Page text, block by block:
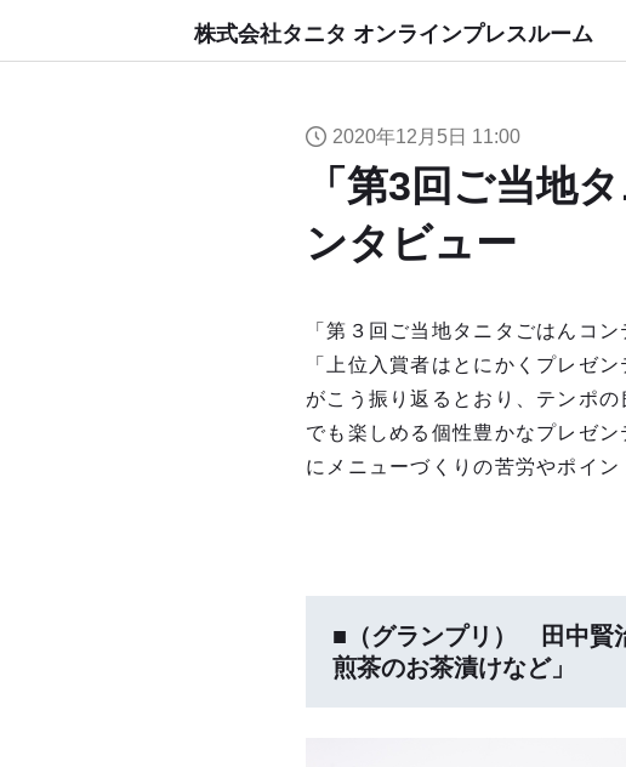
株式会社タニタ オンラインプレスルーム
2020年12月5日 11:00
「第3回ご当地
ンタビュー
「第３回ご当地タニタごはんコ
「上位入賞者はとにかくプレゼ
がこう振り返るとおり、テンポ
でも楽しめる個性豊かなプレゼ
にメニューづくりの苦労やポイ
■（グランプリ） 田中賢
煎茶のお茶漬けなど」